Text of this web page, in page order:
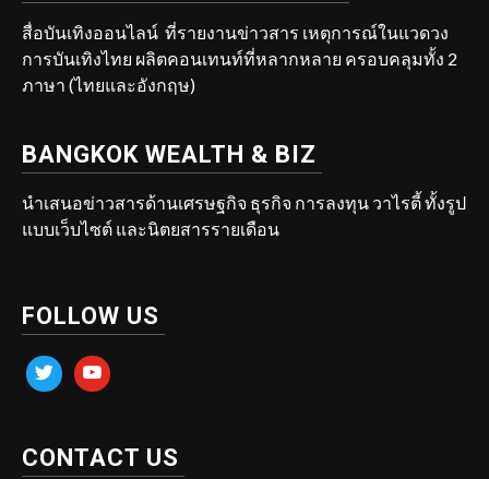
สื่อบันเทิงออนไลน์ ที่รายงานข่าวสาร เหตุการณ์ในแวดวง
การบันเทิงไทย ผลิตคอนเทนท์ที่หลากหลาย ครอบคลุมทั้ง 2
ภาษา (ไทยและอังกฤษ)
BANGKOK WEALTH & BIZ
นำเสนอข่าวสารด้านเศรษฐกิจ ธุรกิจ การลงทุน วาไรตี้ ทั้งรูป
แบบเว็บไซต์ และนิตยสารรายเดือน
FOLLOW US
twitter youtube
CONTACT US